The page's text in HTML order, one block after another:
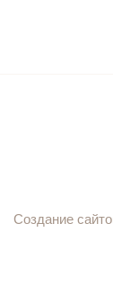
Создание